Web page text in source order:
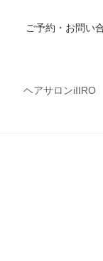
ご予約・お問い
ヘアサロンiIIRO